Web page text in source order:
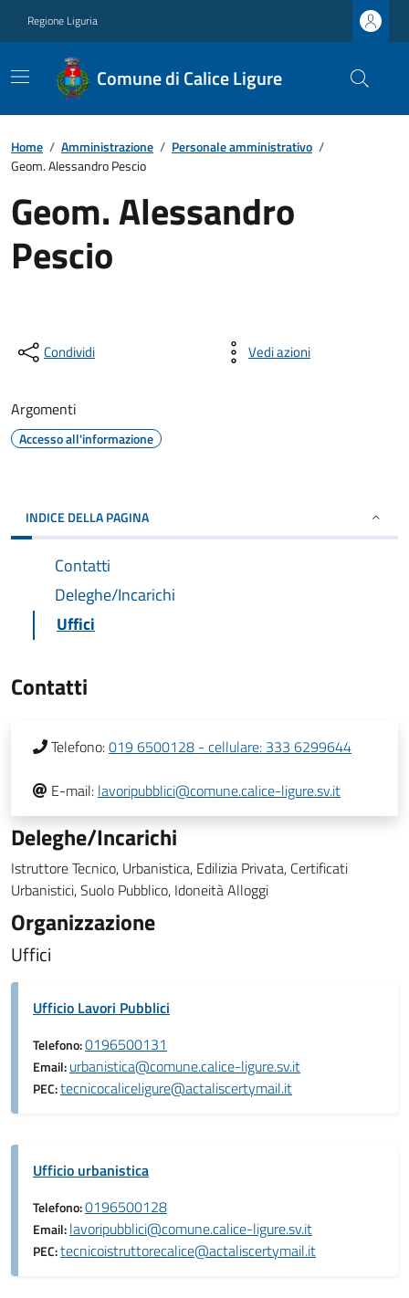
Regione Liguria
Comune di Calice Ligure
Home / Amministrazione / Personale amministrativo /
Geom. Alessandro Pescio
Geom. Alessandro
Pescio
Condividi Vedi azioni
Argomenti
Accesso all'informazione
INDICE DELLA PAGINA
Contatti
Deleghe/Incarichi
Uffici
Contatti
Telefono:019 6500128 - cellulare: 333 6299644
E-mail: lavoripubblici@comune.calice-ligure.sv.it
Deleghe/Incarichi
Istruttore Tecnico, Urbanistica, Edilizia Privata, Certificati
Urbanistici, Suolo Pubblico, Idoneità Alloggi
Organizzazione
Uffici
Ufficio Lavori Pubblici
Telefono:0196500131
Email:urbanistica@comune.calice-ligure.sv.it
PEC:tecnicocaliceligure@actaliscertymail.it
Ufficio urbanistica
Telefono:0196500128
Email:lavoripubblici@comune.calice-ligure.sv.it
PEC:tecnicoistruttorecalice@actaliscertymail.it